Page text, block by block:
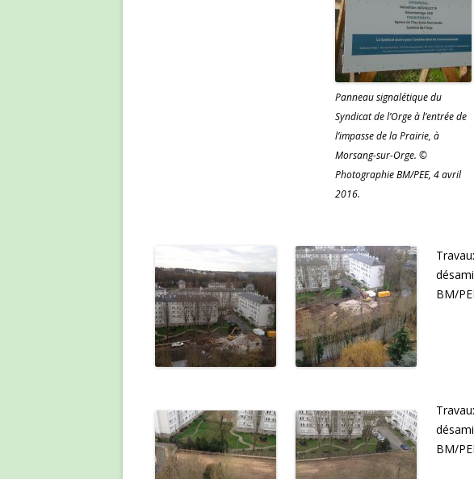
Panneau signalétique du
Syndicat de l’Orge à l’entrée de
l’impasse de la Prairie, à
Morsang-sur-Orge. ©
Photographie BM/PEE, 4 avril
2016.
BM/
BM/